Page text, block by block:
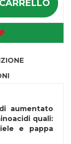
aumentato
quali:
e pappa